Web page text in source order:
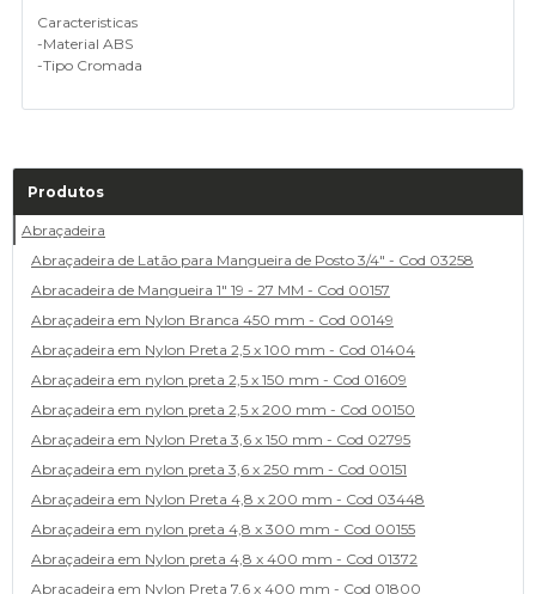
Caracteristicas
-Material ABS
-Tipo Cromada
Produtos
Abraçadeira
Abraçadeira de Latão para Mangueira de Posto 3/4" - Cod 03258
Abracadeira de Mangueira 1" 19 - 27 MM - Cod 00157
Abraçadeira em Nylon Branca 450 mm - Cod 00149
Abraçadeira em Nylon Preta 2,5 x 100 mm - Cod 01404
Abraçadeira em nylon preta 2,5 x 150 mm - Cod 01609
Abraçadeira em nylon preta 2,5 x 200 mm - Cod 00150
Abraçadeira em Nylon Preta 3,6 x 150 mm - Cod 02795
Abraçadeira em nylon preta 3,6 x 250 mm - Cod 00151
Abraçadeira em Nylon Preta 4,8 x 200 mm - Cod 03448
Abraçadeira em nylon preta 4,8 x 300 mm - Cod 00155
Abraçadeira em Nylon preta 4,8 x 400 mm - Cod 01372
Abraçadeira em Nylon Preta 7,6 x 400 mm - Cod 01800